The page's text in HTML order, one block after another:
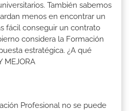
También sabemos
menos en encontrar un
fácil conseguir un contrato
considera la Formación
estratégica. ¿A qué
MEJORA
Profesional no se puede